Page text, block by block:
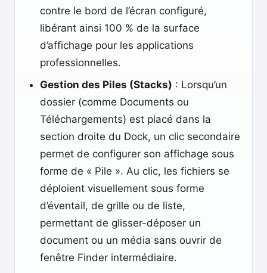
contre le bord de l’écran configuré,
libérant ainsi 100 % de la surface
d’affichage pour les applications
professionnelles.
Gestion des Piles (Stacks) : Lorsqu’un
dossier (comme Documents ou
Téléchargements) est placé dans la
section droite du Dock, un clic secondaire
permet de configurer son affichage sous
forme de « Pile ». Au clic, les fichiers se
déploient visuellement sous forme
d’éventail, de grille ou de liste,
permettant de glisser-déposer un
document ou un média sans ouvrir de
fenêtre Finder intermédiaire.